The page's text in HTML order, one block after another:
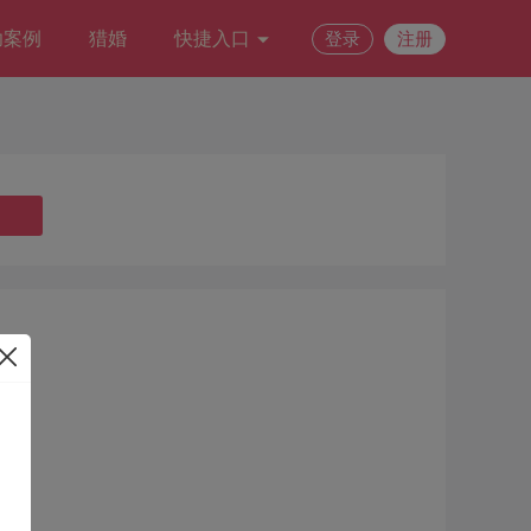
例 猎婚 快捷入口 登录 注册